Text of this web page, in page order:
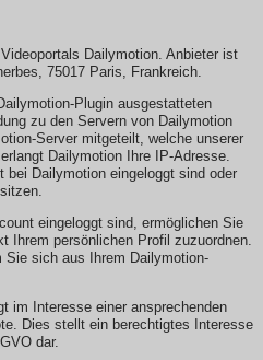
Dailymotion. Anbieter ist
75017 Paris, Frankreich.
Plugin ausgestatteten
zu den Servern von Dailymotion
Server mitgeteilt, welche unserer
Dailymotion Ihre IP-Adresse.
bei Dailymotion eingeloggt sind oder
eingeloggt sind, ermöglichen Sie
Ihrem persönlichen Profil zuzuordnen.
Sie sich aus Ihrem Dailymotion-
im Interesse einer ansprechenden
Dies stellt ein berechtigtes Interesse
dar.